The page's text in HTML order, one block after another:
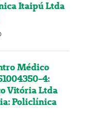
Itaipú Ltda
Médico
4:
Vitória Ltda
Policlínica